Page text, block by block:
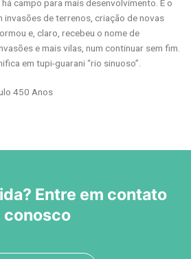
campo para mais desenvolvimento. É o
invasões de terrenos, criação de novas
e, claro, recebeu o nome de
e mais vilas, num continuar sem fim.
em tupi-guarani “rio sinuoso”.
450 Anos
Entre em contato
conosco